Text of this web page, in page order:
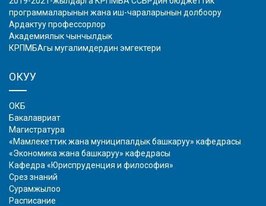
программаларынын жана иш-чараларынын долбоору
Ардактуу профессорлор
Академиялык чынчылдык
КРПМБАгы мугалимдердин эмгектери
ОКУУ
ОКБ
Бакалавриат
Магистратура
«Мамлекеттик жана муниципалдык башкаруу» кафедрасы
«Экономика жана башкаруу» кафедрасы
Кафедра «Юриспруденция и философия»
Срез знаний
Сурамжылоо
Расписание